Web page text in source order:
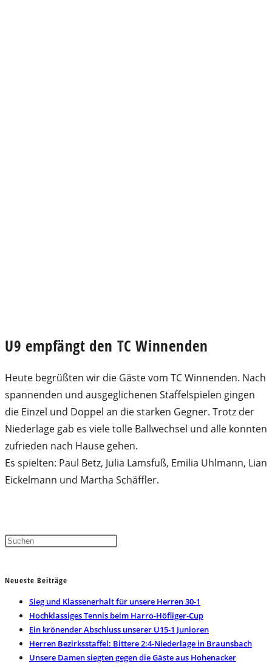
U9 empfängt den TC Winnenden
Heute begrüßten wir die Gäste vom TC Winnenden. Nach
spannenden und ausgeglichenen Staffelspielen gingen
die Einzel und Doppel an die starken Gegner. Trotz der
Niederlage gab es viele tolle Ballwechsel und alle konnten
zufrieden nach Hause gehen.
Es spielten: Paul Betz, Julia Lamsfuß, Emilia Uhlmann, Lian
Eickelmann und Martha Schäffler.
Neueste Beiträge
Sieg und Klassenerhalt für unsere Herren 30-1
Hochklassiges Tennis beim Harro-Höfliger-Cup
Ein krönender Abschluss unserer U15-1 Junioren
Herren Bezirksstaffel: Bittere 2:4-Niederlage in Braunsbach
Unsere Damen siegten gegen die Gäste aus Hohenacker